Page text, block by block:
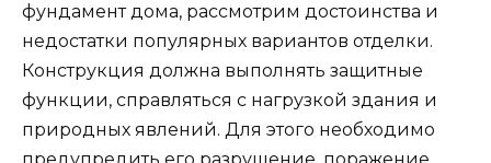
фундамент дома, рассмотрим достоинства и
недостатки популярных вариантов отделки.
Конструкция должна выполнять защитные
функции, справляться с нагрузкой здания и
природных явлений. Для этого необходимо